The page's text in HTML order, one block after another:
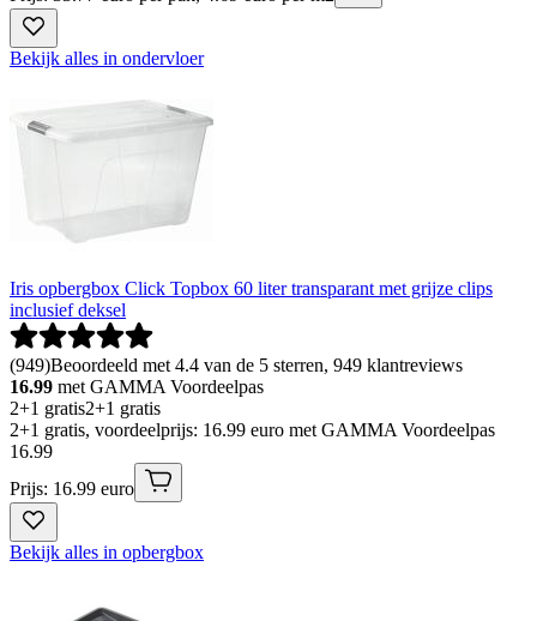
Bekijk alles in ondervloer
Iris opbergbox Click Topbox 60 liter transparant met grijze clips
inclusief deksel
(949)Beoordeeld met 4.4 van de 5 sterren, 949 klantreviews
16.99 met GAMMA Voordeelpas
2+1 gratis2+1 gratis
2+1 gratis, voordeelprijs: 16.99 euro met GAMMA Voordeelpas
16.99
Prijs: 16.99 euro
Bekijk alles in opbergbox